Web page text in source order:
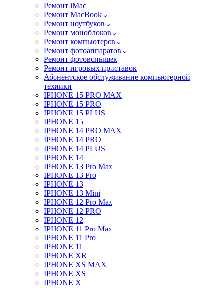
Ремонт iMac
Ремонт MacBook
Ремонт ноутбуков
Ремонт моноблоков
Ремонт компьютеров
Ремонт фотоаппаратов
Ремонт фотовспышек
Ремонт игровых приставок
Абонентское обслуживание компьютерной
техники
IPHONE 15 PRO MAX
IPHONE 15 PRO
IPHONE 15 PLUS
IPHONE 15
IPHONE 14 PRO MAX
IPHONE 14 PRO
IPHONE 14 PLUS
IPHONE 14
IPHONE 13 Pro Max
IPHONE 13 Pro
IPHONE 13
IPHONE 13 Mini
IPHONE 12 Pro Max
IPHONE 12 PRO
IPHONE 12
IPHONE 11 Pro Max
IPHONE 11 Pro
IPHONE 11
IPHONE XR
IPHONE XS MAX
IPHONE XS
IPHONE X